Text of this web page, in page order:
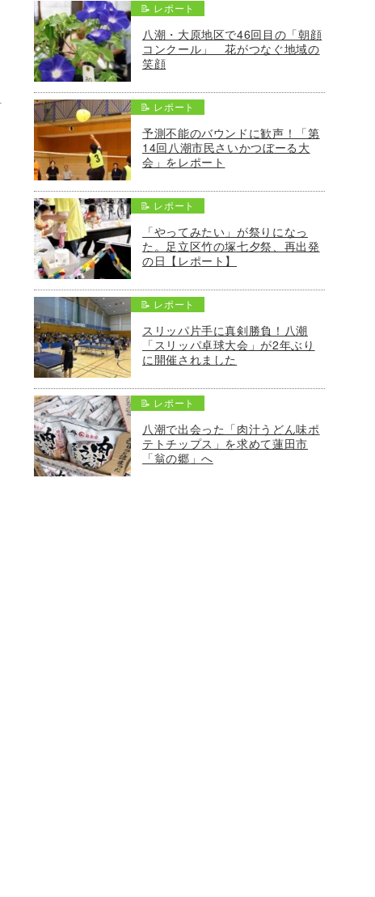
📝 レポート
八潮・大原地区で46回目の「朝顔
コンクール」 花がつなぐ地域の
笑顔
📝 レポート
予測不能のバウンドに歓声！「第
14回八潮市民さいかつぼーる大
会」をレポート
📝 レポート
「やってみたい」が祭りになっ
た。足立区竹の塚七夕祭、再出発
の日【レポート】
📝 レポート
スリッパ片手に真剣勝負！八潮
「スリッパ卓球大会」が2年ぶり
に開催されました
📝 レポート
八潮で出会った「肉汁うどん味ポ
テトチップス」を求めて蓮田市
「翁の郷」へ